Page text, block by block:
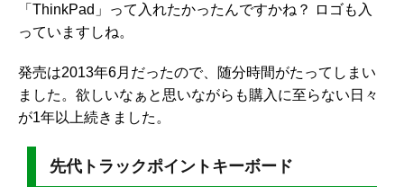
「ThinkPad」って入れたかったんですかね？ ロゴも入
っていますしね。
発売は2013年6月だったので、随分時間がたってしまい
ました。欲しいなぁと思いながらも購入に至らない日々
が1年以上続きました。
先代トラックポイントキーボード